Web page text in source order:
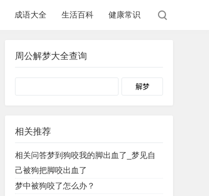
成语大全 生活百科 健康常识
周公解梦大全查询
Search
相关推荐
相关问答梦到狗咬我的脚出血了_梦见自
己被狗把脚咬出血了
梦中被狗咬了怎么办？